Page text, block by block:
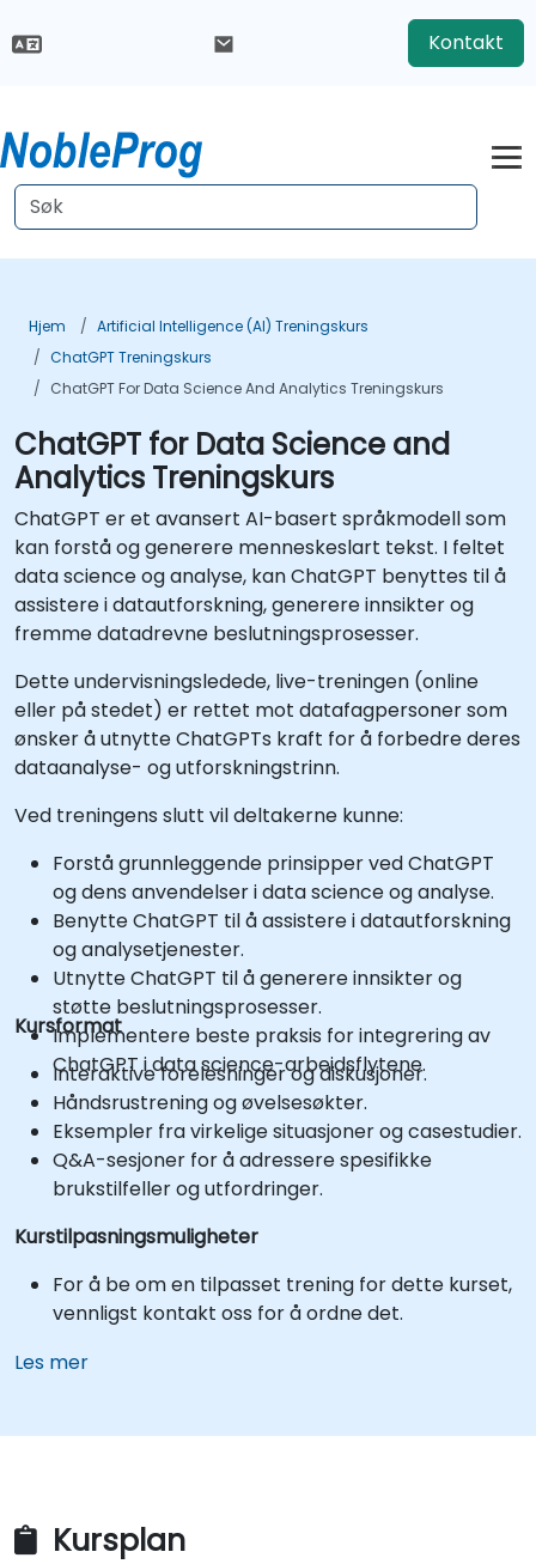
Kontakt
Hjem
Artificial Intelligence (AI) Treningskurs
ChatGPT Treningskurs
ChatGPT For Data Science And Analytics Treningskurs
ChatGPT for Data Science and
Analytics Treningskurs
ChatGPT er et avansert AI-basert språkmodell som
kan forstå og generere menneskeslart tekst. I feltet
data science og analyse, kan ChatGPT benyttes til å
assistere i datautforskning, generere innsikter og
fremme datadrevne beslutningsprosesser.
Dette undervisningsledede, live-treningen (online
eller på stedet) er rettet mot datafagpersoner som
ønsker å utnytte ChatGPTs kraft for å forbedre deres
dataanalyse- og utforskningstrinn.
Ved treningens slutt vil deltakerne kunne:
Forstå grunnleggende prinsipper ved ChatGPT
og dens anvendelser i data science og analyse.
Benytte ChatGPT til å assistere i datautforskning
og analysetjenester.
Utnytte ChatGPT til å generere innsikter og
støtte beslutningsprosesser.
Implementere beste praksis for integrering av
ChatGPT i data science-arbeidsflytene.
Kursformat
Interaktive forelesninger og diskusjoner.
Håndsrustrening og øvelsesøkter.
Eksempler fra virkelige situasjoner og casestudier.
Q&A-sesjoner for å adressere spesifikke
brukstilfeller og utfordringer.
Kurstilpasningsmuligheter
For å be om en tilpasset trening for dette kurset,
vennligst kontakt oss for å ordne det.
Les mer
Kursplan